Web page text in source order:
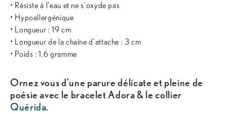
• Résiste à l'eau et ne s'oxyde pas
• Hypoallergénique
• Longueur : 19 cm
• Longueur de la chaîne d'attache : 3 cm
• Poids : 1.6 gramme
Ornez vous d'une parure délicate et pleine de
poésie avec le bracelet Adora & le collier
Quérida.